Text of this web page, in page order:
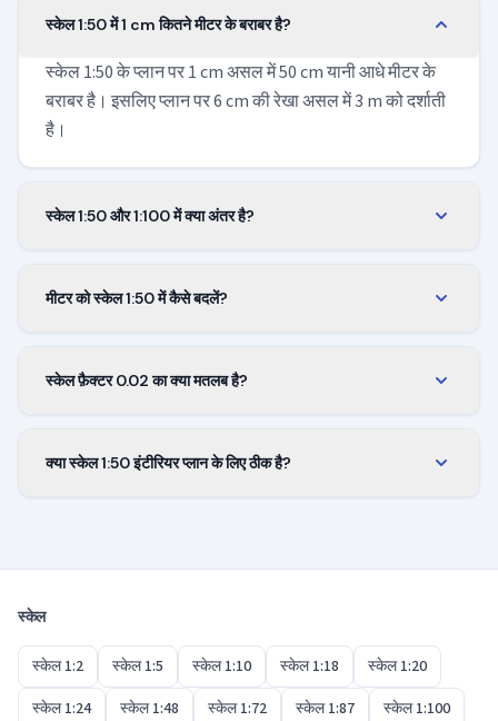
स्केल 1:50 में 1 cm कितने मीटर के बराबर है?
स्केल 1:50 के प्लान पर 1 cm असल में 50 cm यानी आधे मीटर के
बराबर है। इसलिए प्लान पर 6 cm की रेखा असल में 3 m को दर्शाती
है।
स्केल 1:50 और 1:100 में क्या अंतर है?
ज़्यादा बारीकी दिखाता है। फर्नीचर और उपकरण देखने हों तो 1:50
मीटर को स्केल 1:50 में कैसे बदलें?
आती है और 3 m का कमरा 6 cm। नियम किसी भी इकाई में काम
स्केल फ़ैक्टर 0.02 का क्या मतलब है?
लंबाई मिलती है। असली लंबाई × 0.02 = प्लान पर लंबाई। इकाई
क्या स्केल 1:50 इंटीरियर प्लान के लिए ठीक है?
जगह बचती है। पूरी इमारत के लिए 1:100 बेहतर है और निष्पादन
स्केल
स्केल 1:2 स्केल 1:5 स्केल 1:10 स्केल 1:18
स्केल 1:20
स्केल 1:24
स्केल 1:48 स्केल 1:72 स्केल 1:87
स्केल 1:100